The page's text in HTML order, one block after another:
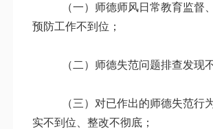
（一）师德师风日常教育监督
预防工作不到位；
（二）师德失范问题排查发现
（三）对已作出的师德失范行
实不到位、整改不彻底；